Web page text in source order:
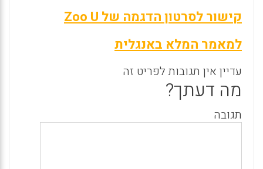
קישור לסרטון הדגמה של Zoo U
למאמר המלא באנגלית
עדיין אין תגובות לפריט זה
מה דעתך?
תגובה